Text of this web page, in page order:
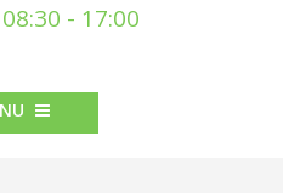
- 17:00